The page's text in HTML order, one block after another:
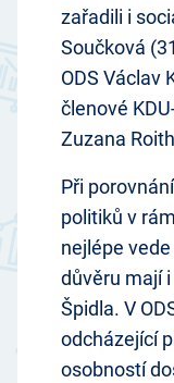
zařadili i
Součková
ODS Václav
členové
Zuzana
Při
politiků v
nejlépe
důvěru mají
Špidla. V
odcházející
osobností